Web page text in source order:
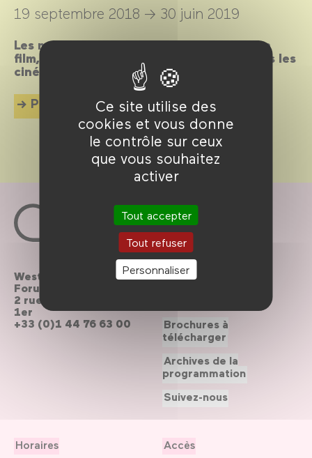
Ce site utilise des
cookies et vous donne
le contrôle sur ceux
que vous souhaitez
activer
Tout accepter
Tout refuser
Personnaliser
19 septembre 2018 → 30 juin 2019
Les mercredis et dimanches après-midi, un
film, un goûter et des animations pour tous les
cinéphiles en herbe de 18 mois à 8 ans !
Plus d'info
Westfield
Forum des Halles
2 rue du cinéma, Paris
1er
+33 (0)1 44 76 63 00
Horaires Accès
Contactez-nous
Brochures à
télécharger
Archives de la
programmation
Suivez-nous